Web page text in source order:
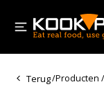
Terug/Producten /